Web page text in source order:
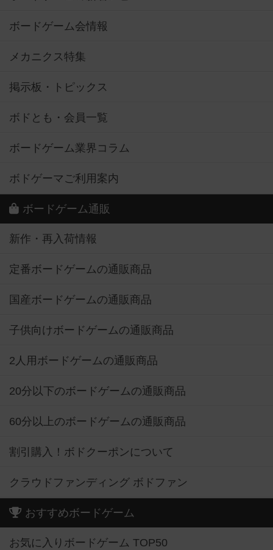
ボードゲーム会情報
メカニクス特集
掲示板・トピックス
ボドとも・会員一覧
ボードゲーム業界コラム
ボドゲーマご利用案内
ボードゲーム通販
新作・再入荷情報
定番ボードゲームの通販商品
国産ボードゲームの通販商品
子供向けボードゲームの通販商品
2人用ボードゲームの通販商品
20分以下のボードゲームの通販商品
60分以上のボードゲームの通販商品
割引購入！ボドクーポンについて
クラウドファンディング ボドファン
おすすめボードゲーム
お気に入りボードゲーム TOP50